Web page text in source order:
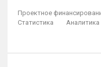
Проектное
Статистика
Аналитика